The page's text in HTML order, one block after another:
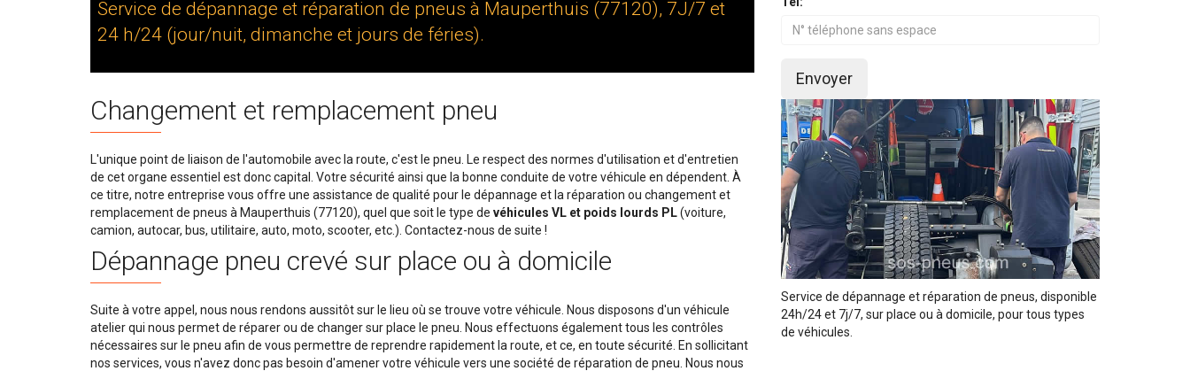
Service de dépannage et réparation de pneus à Mauperthuis (77120), 7J/7 et
24 h/24 (jour/nuit, dimanche et jours de féries).
Changement et remplacement pneu
L'unique point de liaison de l'automobile avec la route, c'est le pneu. Le respect des normes d'utilisation et d'entretien
de cet organe essentiel est donc capital. Votre sécurité ainsi que la bonne conduite de votre véhicule en dépendent. À
ce titre, notre entreprise vous offre une assistance de qualité pour le dépannage et la réparation ou changement et
remplacement de pneus à Mauperthuis (77120), quel que soit le type de véhicules VL et poids lourds PL(voiture,
camion, autocar, bus, utilitaire, auto, moto, scooter, etc.). Contactez-nous de suite !
Dépannage pneu crevé sur place ou à domicile
Suite à votre appel, nous nous rendons aussitôt sur le lieu où se trouve votre véhicule. Nous disposons d'un véhicule
atelier qui nous permet de réparer ou de changer sur place le pneu. Nous effectuons également tous les contrôles
nécessaires sur le pneu afin de vous permettre de reprendre rapidement la route, et ce, en toute sécurité. En sollicitant
nos services, vous n'avez donc pas besoin d'amener votre véhicule vers une société de réparation de pneu. Nous nous
Envoyer
Service de dépannage et réparation de pneus, disponible
24h/24 et 7j/7, sur place ou à domicile, pour tous types
de véhicules.